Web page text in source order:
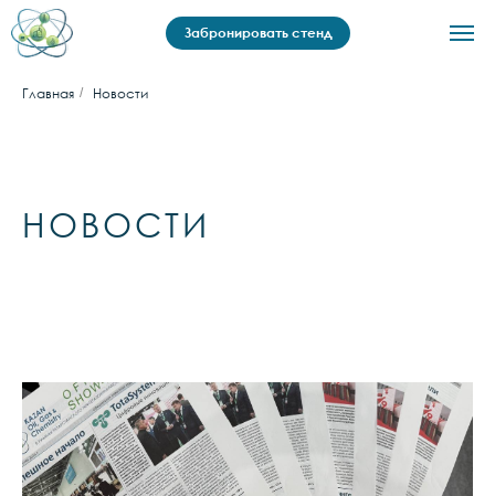
Забронировать стенд
Главная / Новости
НОВОСТИ